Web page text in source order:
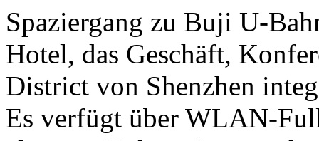
Spaziergang zu Buji U-
Hotel, das Geschäft,
District von Shenzhen
Es verfügt über WLAN-